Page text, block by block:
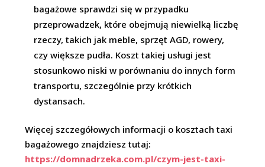
bagażowe sprawdzi się w przypadku
przeprowadzek, które obejmują niewielką liczbę
rzeczy, takich jak meble, sprzęt AGD, rowery,
czy większe pudła. Koszt takiej usługi jest
stosunkowo niski w porównaniu do innych form
transportu, szczególnie przy krótkich
dystansach.
Więcej szczegółowych informacji o kosztach taxi
bagażowego znajdziesz tutaj:
https://domnadrzeka.com.pl/czym-jest-taxi-